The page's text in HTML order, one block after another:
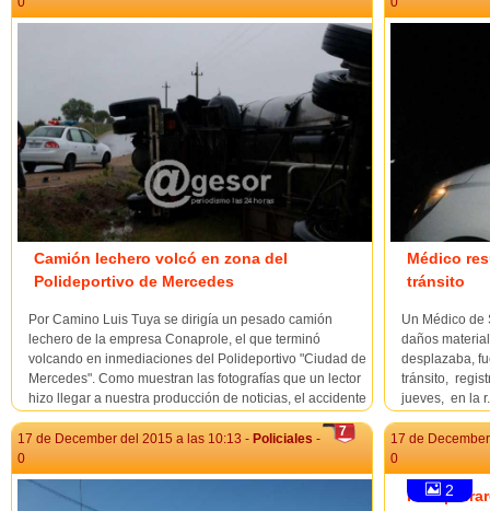
Camión lechero volcó en zona del
Polideportivo de Mercedes
Por Camino Luis Tuya se dirigía un pesado camión
lechero de la empresa Conaprole, el que terminó
volcando en inmediaciones del Polideportivo "Ciudad de
Mercedes". Como muestran las fotografías que un lector
hizo llegar a nuestra producción de noticias, el accidente
Médico
tránsito
Un Médico de
daños
desplazaba,
tránsito,
jueves, en la
7
17 de December del 2015 a las 10:13 - Policiales -
0
17 de
0
2